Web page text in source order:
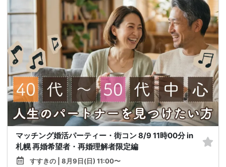
マッチング婚活パーティー・街コン 8/9 11時00分 in
札幌 再婚希望者・再婚理解者限定編
すすきの | 8月9日(日) 11:00〜